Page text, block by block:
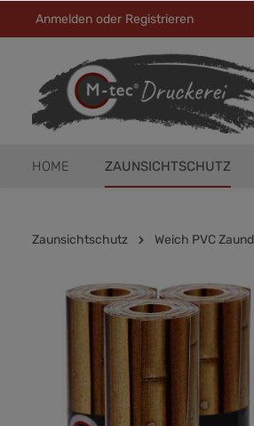
Anmelden oder Registrieren
HOME ZAUNSICHTSCHUTZ
Zaunsichtschutz Weich PVC